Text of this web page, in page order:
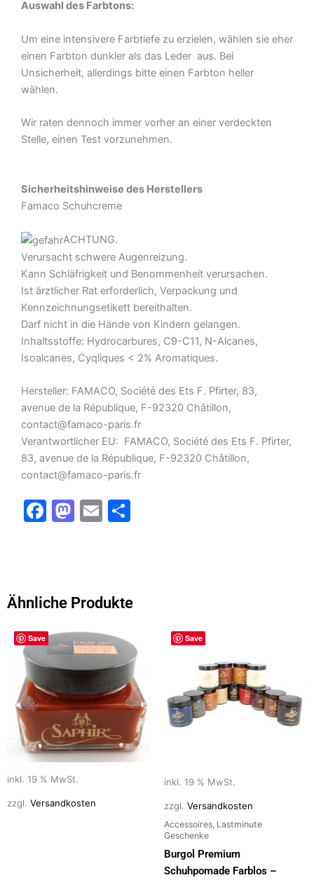
Auswahl des Farbtons:
Um eine intensivere Farbtiefe zu erzielen, wählen sie eher
einen Farbton dunkler als das Leder aus. Bei
Unsicherheit, allerdings bitte einen Farbton heller
wählen.
Wir raten dennoch immer vorher an einer verdeckten
Stelle, einen Test vorzunehmen.
Sicherheitshinweise des Herstellers
Famaco Schuhcreme
ACHTUNG.
Verursacht schwere Augenreizung.
Kann Schläfrigkeit und Benommenheit verursachen.
Ist ärztlicher Rat erforderlich, Verpackung und
Kennzeichnungsetikett bereithalten.
Darf nicht in die Hände von Kindern gelangen.
Inhaltsstoffe: Hydrocarbures, C9-C11, N-Alcanes,
Isoalcanes, Cyqliques < 2% Aromatiques.
Hersteller: FAMACO, Société des Ets F. Pfirter, 83,
avenue de la République, F-92320 Châtillon,
contact@famaco-paris.fr
Verantwortlicher EU: FAMACO, Société des Ets F. Pfirter,
83, avenue de la République, F-92320 Châtillon,
contact@famaco-paris.fr
F
b
o
k
M
d
n
E
Ähnliche Produkte
Save
inkl. 19 % MwSt.
zzgl. Versandkosten
Save
inkl. 19 % MwSt.
zzgl. Versandkosten
Accessoires, Lastminute
Geschenke
Burgol Premium
Schuhpomade Farblos –